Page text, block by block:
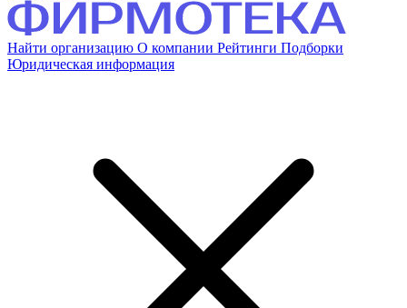
Найти организацию О компании Рейтинги Подборки
Юридическая информация